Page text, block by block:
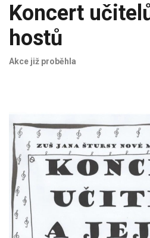
Koncert
hostů
Akce již proběhla